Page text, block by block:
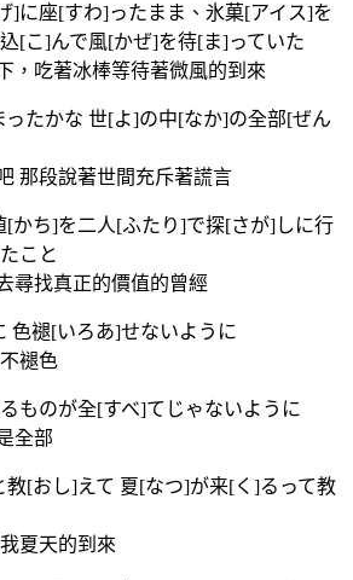
]に座[すわ]ったまま、氷菓[アイス]を
[こ]んで風[かぜ]を待[ま]っていた
，吃著冰棒等待著微風的到來
たかな 世[よ]の中[なか]の全部[ぜん
那段說著世間充斥著謊言
[かち]を二人[ふたり]で探[さが]しに行
こと
尋找真正的價值的曾經
色褪[いろあ]せないように
褪色
ものが全[すべ]てじゃないように
全部
[おし]えて 夏[なつ]が来[く]るって教
夏天的到來